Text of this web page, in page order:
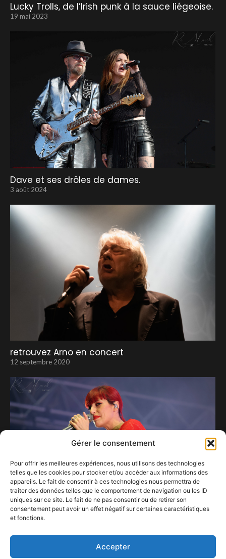
Gérer le consentement
Pour offrir les meilleures expériences, nous utilisons des technologies
telles que les cookies pour stocker et/ou accéder aux informations des
appareils. Le fait de consentir à ces technologies nous permettra de
traiter des données telles que le comportement de navigation ou les ID
uniques sur ce site. Le fait de ne pas consentir ou de retirer son
consentement peut avoir un effet négatif sur certaines caractéristiques
et fonctions.
Accepter
Lucky Trolls, de l’Irish punk à la sauce liégeoise.
19 mai 2023
Dave et ses drôles de dames.
3 août 2024
retrouvez Arno en concert
12 septembre 2020
16 juillet 2026